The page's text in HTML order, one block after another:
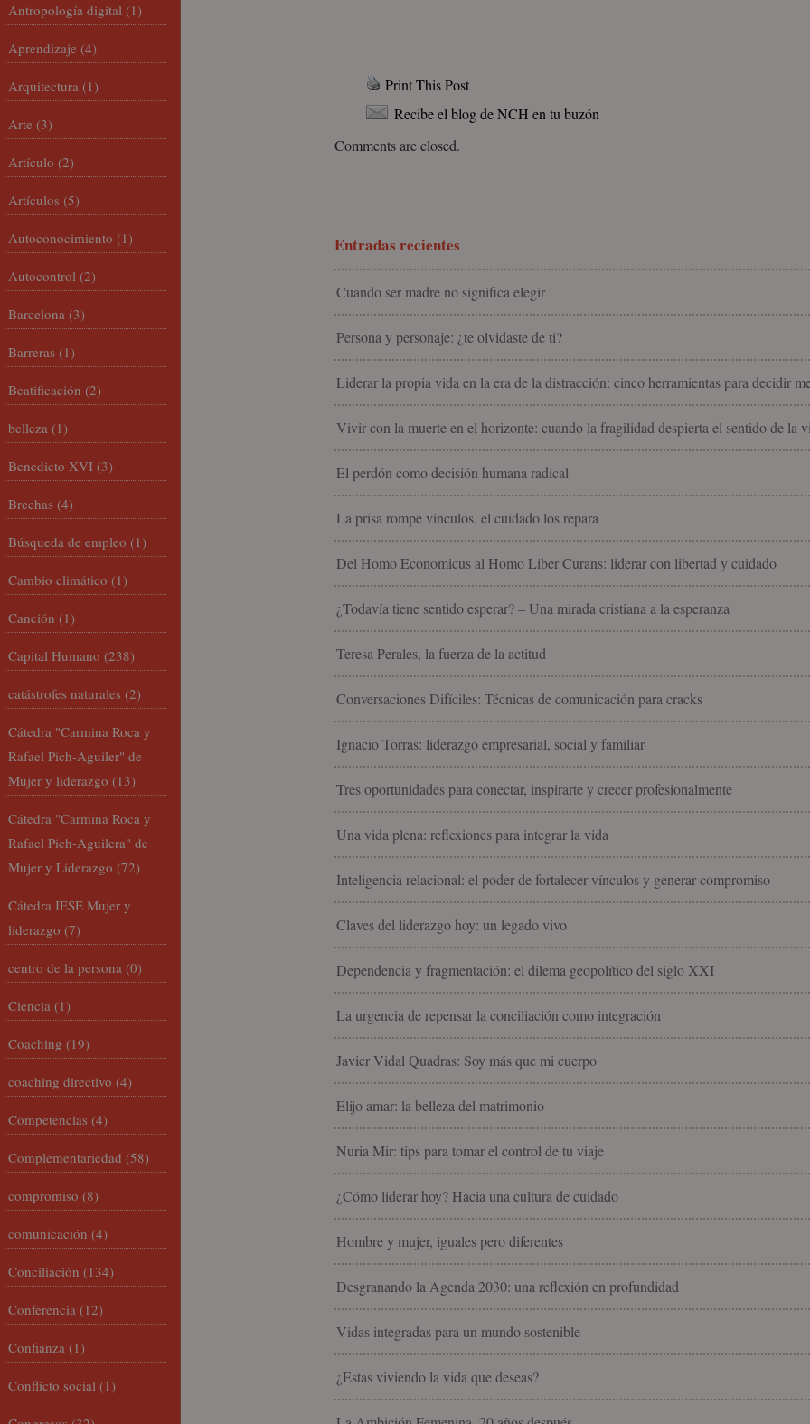
Print This Post
Recibe el blog de NCH en tu buzón
Comments are closed.
Entradas recientes
Cuando ser madre no significa elegir
Persona y personaje: ¿te olvidaste de ti?
Liderar la propia vida en la era de la distracción: cinco herramientas para decidir
Vivir con la muerte en el horizonte: cuando la fragilidad despierta el sentido de la
El perdón como decisión humana radical
La prisa rompe vínculos, el cuidado los repara
Del Homo Economicus al Homo Liber Curans: liderar con libertad y cuidado
¿Todavía tiene sentido esperar? – Una mirada cristiana a la esperanza
Teresa Perales, la fuerza de la actitud
Conversaciones Difíciles: Técnicas de comunicación para cracks
Ignacio Torras: liderazgo empresarial, social y familiar
Tres oportunidades para conectar, inspirarte y crecer profesionalmente
Una vida plena: reflexiones para integrar la vida
Inteligencia relacional: el poder de fortalecer vínculos y generar compromiso
Claves del liderazgo hoy: un legado vivo
Dependencia y fragmentación: el dilema geopolítico del siglo XXI
La urgencia de repensar la conciliación como integración
Javier Vidal Quadras: Soy más que mi cuerpo
Elijo amar: la belleza del matrimonio
Nuria Mir: tips para tomar el control de tu viaje
¿Cómo liderar hoy? Hacia una cultura de cuidado
Hombre y mujer, iguales pero diferentes
Desgranando la Agenda 2030: una reflexión en profundidad
Vidas integradas para un mundo sostenible
¿Estas viviendo la vida que deseas?
Antropología digital (1)
Aprendizaje (4)
Arquitectura (1)
Arte (3)
Artículo (2)
Artículos (5)
Autoconocimiento (1)
Autocontrol (2)
Barcelona (3)
Barreras (1)
Beatificación (2)
belleza (1)
Benedicto XVI (3)
Brechas (4)
Búsqueda de empleo (1)
Cambio climático (1)
Canción (1)
Capital Humano (238)
catástrofes naturales (2)
Cátedra "Carmina Roca y
Rafael Pich-Aguiler" de
Mujer y liderazgo (13)
Cátedra "Carmina Roca y
Rafael Pich-Aguilera" de
Mujer y Liderazgo (72)
Cátedra IESE Mujer y
liderazgo (7)
centro de la persona (0)
Ciencia (1)
Coaching (19)
coaching directivo (4)
Competencias (4)
Complementariedad (58)
compromiso (8)
comunicación (4)
Conciliación (134)
Conferencia (12)
Confianza (1)
Conflicto social (1)